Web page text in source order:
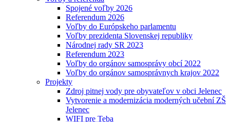
Spojené voľby 2026
Referendum 2026
Voľby do Európskeho parlamentu
Voľby prezidenta Slovenskej republiky
Národnej rady SR 2023
Referendum 2023
Voľby do orgánov samosprávy obcí 2022
Voľby do orgánov samosprávnych krajov 2022
Projekty
Zdroj pitnej vody pre obyvateľov v obci Jelenec
Vytvorenie a modernizácia moderných učební ZŠ
Jelenec
WIFI pre Teba